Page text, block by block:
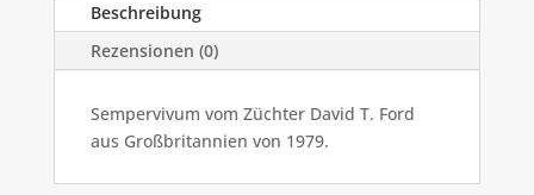
Beschreibung
Rezensionen (0)
Sempervivum vom Züchter David T. Ford
aus Großbritannien von 1979.